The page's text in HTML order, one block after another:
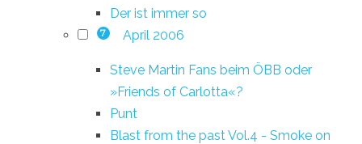
Der ist immer so
7 April 2006
Steve Martin Fans beim ÖBB oder
»Friends of Carlotta«?
Punt
Blast from the past Vol.4 - Smoke on